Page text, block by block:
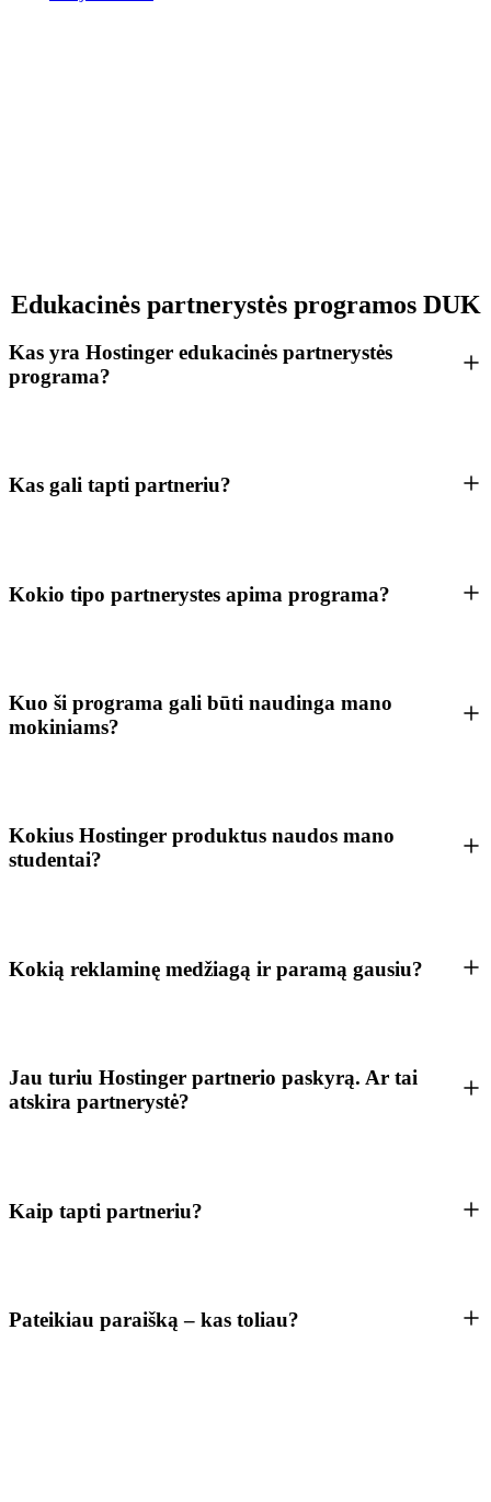
Edukacinės partnerystės programos DUK
Kas yra Hostinger edukacinės partnerystės
programa?
Kas gali tapti partneriu?
Kokio tipo partnerystes apima programa?
Kuo ši programa gali būti naudinga mano
mokiniams?
Kokius Hostinger produktus naudos mano
studentai?
Kokią reklaminę medžiagą ir paramą gausiu?
Jau turiu Hostinger partnerio paskyrą. Ar tai
atskira partnerystė?
Kaip tapti partneriu?
Pateikiau paraišką – kas toliau?